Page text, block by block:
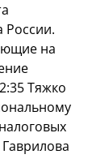
на
Тяжко